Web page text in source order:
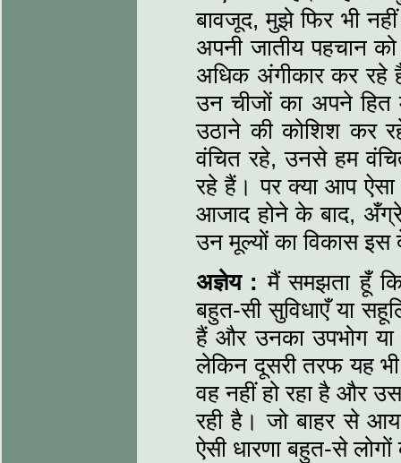
बावजूद, मुझे फिर भी
अपनी जातीय पहचान
अधिक अंगीकार कर रहे
उन चीजों का अपने
उठाने की कोशिश कर
वंचित रहे, उनसे हम
रहे हैं। पर क्या आप
आजाद होने के बाद,
उन मूल्यों का विकास
अज्ञेय : मैं समझता हूँ
बहुत-सी सुविधाएँ या
हैं और उनका उपभोग या
लेकिन दूसरी तरफ यह
वह नहीं हो रहा है और
रही है। जो बाहर से
ऐसी धारणा बहुत-से